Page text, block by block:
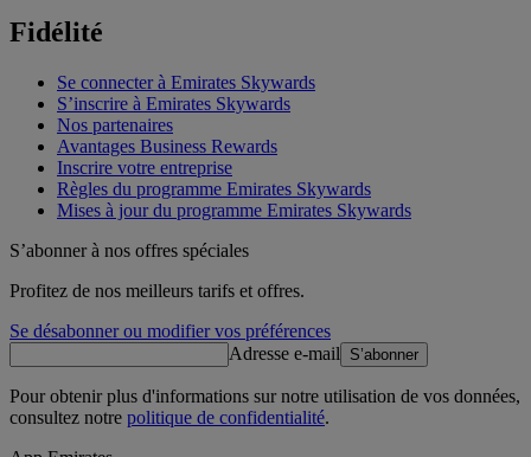
Fidélité
Se connecter à Emirates Skywards
S’inscrire à Emirates Skywards
Nos partenaires
Avantages Business Rewards
Inscrire votre entreprise
Règles du programme Emirates Skywards
Mises à jour du programme Emirates Skywards
S’abonner à nos offres spéciales
Profitez de nos meilleurs tarifs et offres.
Se désabonner ou modifier vos préférences
Adresse e-mail
S’abonner
Pour obtenir plus d'informations sur notre utilisation de vos données,
consultez notre politique de confidentialité.